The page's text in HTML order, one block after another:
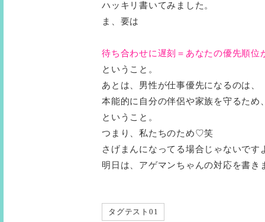
ハッキリ書いてみました。
ま、要は
待ち合わせに遅刻＝あなたの優先順位
ということ。
あとは、男性が仕事優先になるのは、
本能的に自分の伴侶や家族を守るため、
ということ。
つまり、私たちのため♡笑
さげまんになってる場合じゃないです
明日は、アゲマンちゃんの対応を書き
タグテスト01